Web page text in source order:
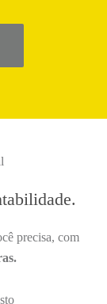
precisa, com